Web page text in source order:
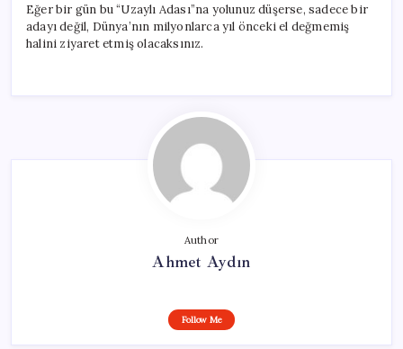
Eğer bir gün bu “Uzaylı Adası”na yolunuz düşerse, sadece bir
adayı değil, Dünya’nın milyonlarca yıl önceki el değmemiş
halini ziyaret etmiş olacaksınız.
Author
Ahmet Aydın
Follow Me